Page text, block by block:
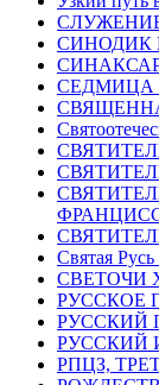
СИНОДИК
СЕДМИЦА
Святая
СВЕТОЧИ
РУССКОЕ
РУССКИЙ
РУССКИЙ
РПЦЗ,